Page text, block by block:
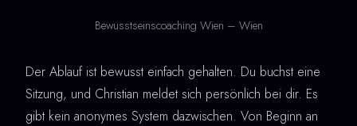
Bewusstseinscoaching Wien – Wien
Der Ablauf ist bewusst einfach gehalten. Du buchst eine
Sitzung, und Christian meldet sich persönlich bei dir. Es
gibt kein anonymes System dazwischen. Von Beginn an